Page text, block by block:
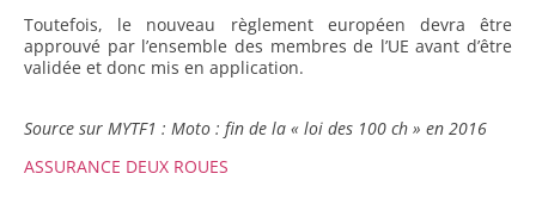
Toutefois, le nouveau règlement européen devra être
approuvé par l’ensemble des membres de l’UE avant d’être
validée et donc mis en application.
Source sur MYTF1 : Moto : fin de la « loi des 100 ch » en 2016
ASSURANCE DEUX ROUES